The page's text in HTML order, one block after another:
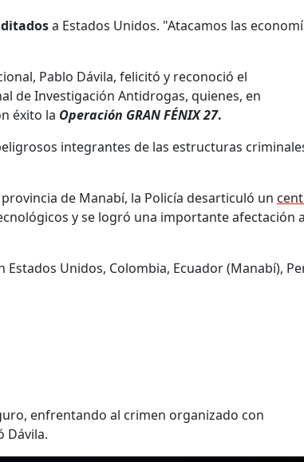
a Estados Unidos. "Atacamos las
Pablo Dávila, felicitó y reconoció el
de Investigación Antidrogas, quienes, en
éxito la Operación GRAN FÉNIX 27.
integrantes de las estructuras
de Manabí, la Policía desarticuló un
y se logró una importante afectación
Estados Unidos, Colombia, Ecuador (Manabí),
enfrentando al crimen organizado con
Dávila.